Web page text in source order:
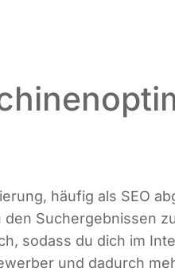
häu­fig als SEO
Such­ergeb­nis­sen
sodass du dich im
und dadurch